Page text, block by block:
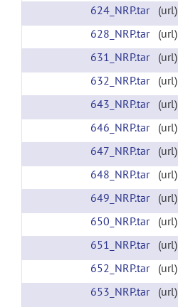
624_NRP.tar(url)
628_NRP.tar(url)
631_NRP.tar(url)
632_NRP.tar(url)
643_NRP.tar(url)
646_NRP.tar(url)
647_NRP.tar(url)
648_NRP.tar(url)
649_NRP.tar(url)
650_NRP.tar(url)
651_NRP.tar(url)
652_NRP.tar(url)
653_NRP.tar(url)